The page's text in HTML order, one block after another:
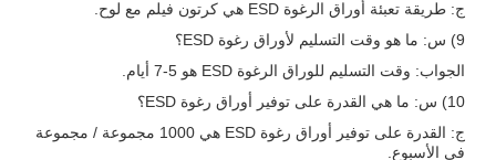
ج: طريقة تعبئة أوراق الرغوة ESD هي كرتون فيلم مع لوح.
9) س: ما هو وقت التسليم لأوراق رغوة ESD؟
الجواب: وقت التسليم للوراق الرغوة ESD هو 5-7 أيام.
10) س: ما هي القدرة على توفير أوراق رغوة ESD؟
ج: القدرة على توفير أوراق رغوة ESD هي 1000 مجموعة / مجموعة
في الأسبوع.